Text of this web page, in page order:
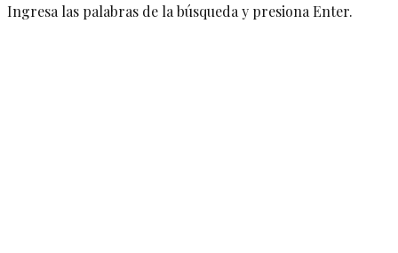
Ingresa las palabras de la búsqueda y presiona Enter.